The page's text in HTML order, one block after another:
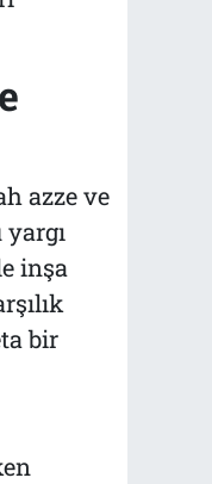
azze ve
inşa
bir